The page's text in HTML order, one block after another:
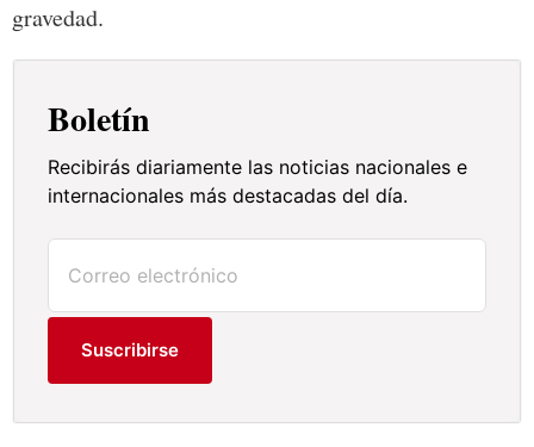
gravedad.
Boletín
Recibirás diariamente las noticias nacionales e
internacionales más destacadas del día.
Suscribirse